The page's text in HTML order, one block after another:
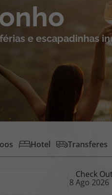
e escapadinhas
Hotel Transferes
Check